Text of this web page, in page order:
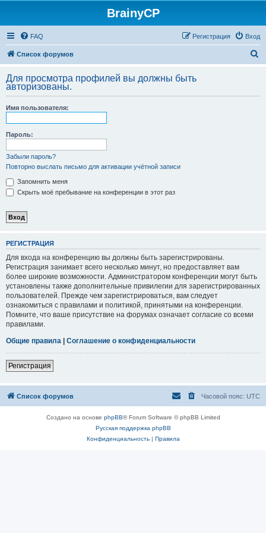
BrainyCP
FAQ Вход
Регистрация
Список форумов
с
Для просмотра профилей вы должны быть
авторизованы.
Имя пользователя:
Пароль:
Забыли пароль?
Повторно выслать письмо для активации учётной записи
Запомнить меня
Скрыть моё пребывание на конференции в этот раз
РЕГИСТРАЦИЯ
Для входа на конференцию вы должны быть зарегистрированы.
Регистрация занимает всего несколько минут, но предоставляет вам
более широкие возможности. Администратором конференции могут быть
установлены также дополнительные привилегии для зарегистрированных
пользователей. Прежде чем зарегистрироваться, вам следует
ознакомиться с правилами и политикой, принятыми на конференции.
Помните, что ваше присутствие на форумах означает согласие со всеми
правилами.
Общие правила | Соглашение о конфиденциальности
Регистрация
Список форумов Часовой пояс: UTC
Создано на основе phpBB® Forum Software © phpBB Limited
Русская поддержка phpBB
Конфиденциальность| Правила